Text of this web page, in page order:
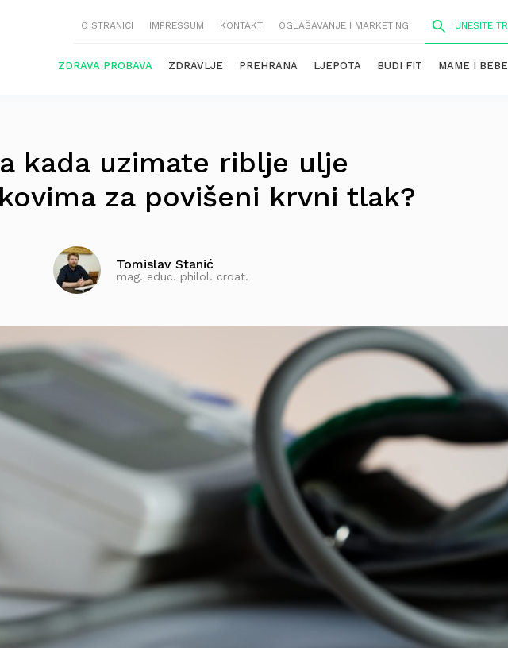
O STRANICI IMPRESSUM KONTAKT OGLAŠAVANJE I MARKETING
ZDRAVA PROBAVA ZDRAVLJE PREHRANA LJEPOTA BUDI FIT MAME I BEBE
kada uzimate riblje ulje
za povišeni krvni tlak?
Tomislav Stanić
mag. educ. philol. croat.